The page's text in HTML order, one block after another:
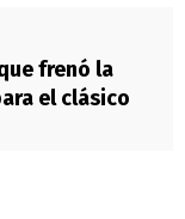
frenó la
el clásico